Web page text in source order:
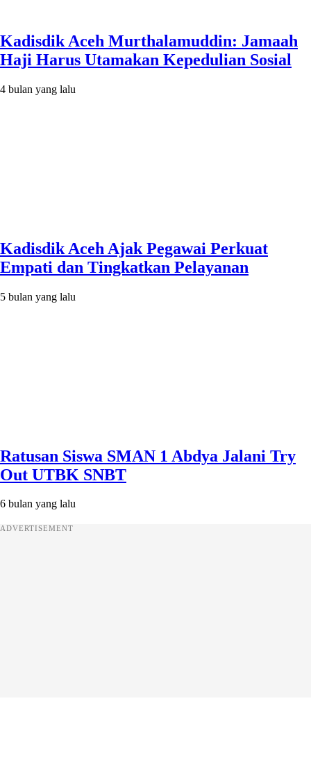
Kadisdik Aceh Murthalamuddin: Jamaah
Haji Harus Utamakan Kepedulian Sosial
4 bulan yang lalu
Kadisdik Aceh Ajak Pegawai Perkuat
Empati dan Tingkatkan Pelayanan
5 bulan yang lalu
Ratusan Siswa SMAN 1 Abdya Jalani Try
Out UTBK SNBT
6 bulan yang lalu
ADVERTISEMENT